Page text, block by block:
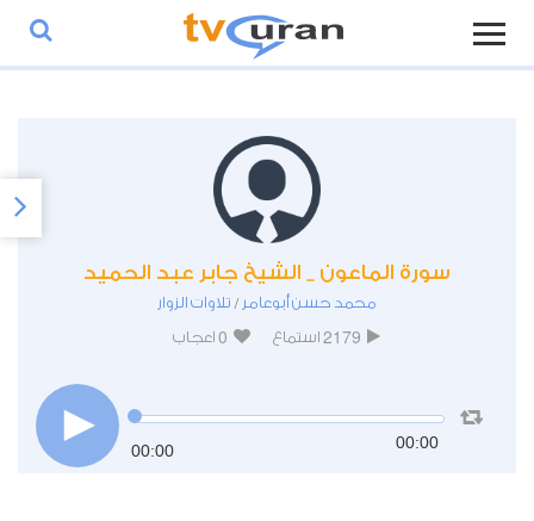
سورة الماعون _ الشيخ جابر عبد الحميد
محمد حسن أبوعامر / تلاوات الزوار
2179 استماع 0 اعجاب
00:00 00:00